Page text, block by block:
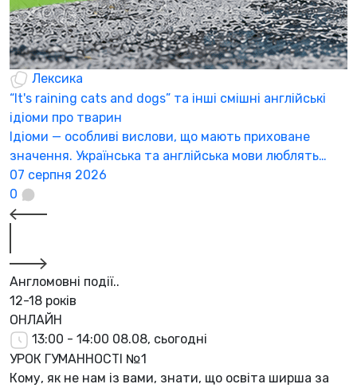
Лексика
“It's raining cats and dogs” та інші смішні англійські
ідіоми про тварин
Ідіоми — особливі вислови, що мають приховане
значення. Українська та англійська мови люблять…
07 серпня 2026
0
Англомовні події..
12-18 років
ОНЛАЙН
13:00 - 14:00 08.08, сьогодні
УРОК ГУМАННОСТІ №1
Кому, як не нам із вами, знати, що освіта ширша за